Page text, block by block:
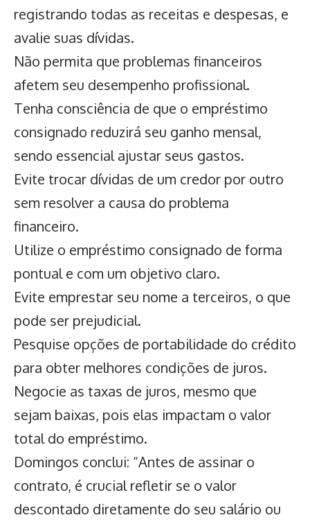
registrando todas as receitas e despesas, e
avalie suas dívidas.
Não permita que problemas financeiros
afetem seu desempenho profissional.
Tenha consciência de que o empréstimo
consignado reduzirá seu ganho mensal,
sendo essencial ajustar seus gastos.
Evite trocar dívidas de um credor por outro
sem resolver a causa do problema
financeiro.
Utilize o empréstimo consignado de forma
pontual e com um objetivo claro.
Evite emprestar seu nome a terceiros, o que
pode ser prejudicial.
Pesquise opções de portabilidade do crédito
para obter melhores condições de juros.
Negocie as taxas de juros, mesmo que
sejam baixas, pois elas impactam o valor
total do empréstimo.
Domingos conclui: “Antes de assinar o
contrato, é crucial refletir se o valor
descontado diretamente do seu salário ou